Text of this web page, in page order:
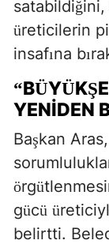
satabildiğini,
üreticilerin
insafına bı
“BÜYÜKŞ
YENIDEN
Başkan
örgü
gücü ü
belirtti.